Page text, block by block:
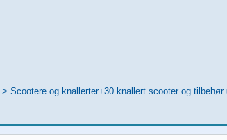
> Scootere og knallerter+30 knallert scooter og